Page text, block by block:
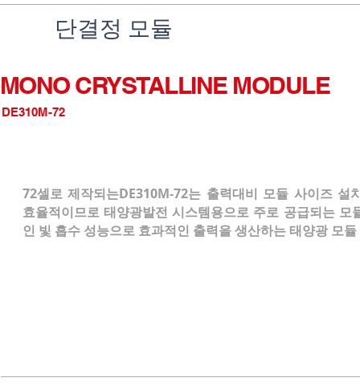
단결정 모듈
DE310M-72
MONO CRYSTALLINE MODULE
72셀로 제작되는DE310M-72는 출력대비 모듈 사이즈 설
효율적이므로 태양광발전 시스템용으로 주로 공급되는 모
인 빛 흡수 성능으로 효과적인 출력을 생산하는 태양광 모